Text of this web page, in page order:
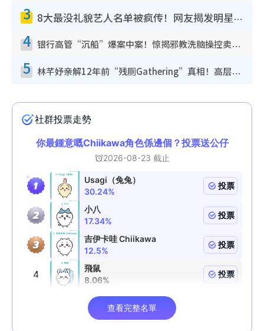
3 8大最没礼貌艺人名单被疯传！网友揭发明星真面目，一致数落这一位是无品天花板？
4 银行高管“沉船”爆案中案！惊揭邪教洗脑操控卖淫被吞600万，幕后黑手讲多错多
5 林芊妤亲解12年前“残厕Gathering”真相！高层解约一句话重创尊严，至今拒返TVB